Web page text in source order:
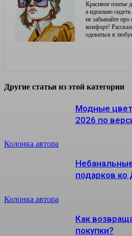
Красивое платье
а идеально
не забывайте
комфорт!
одеваться в
Другие статьи из этой категории
Колонка автора
Модные
2026 по
Колонка автора
подарков
Как
покупки?